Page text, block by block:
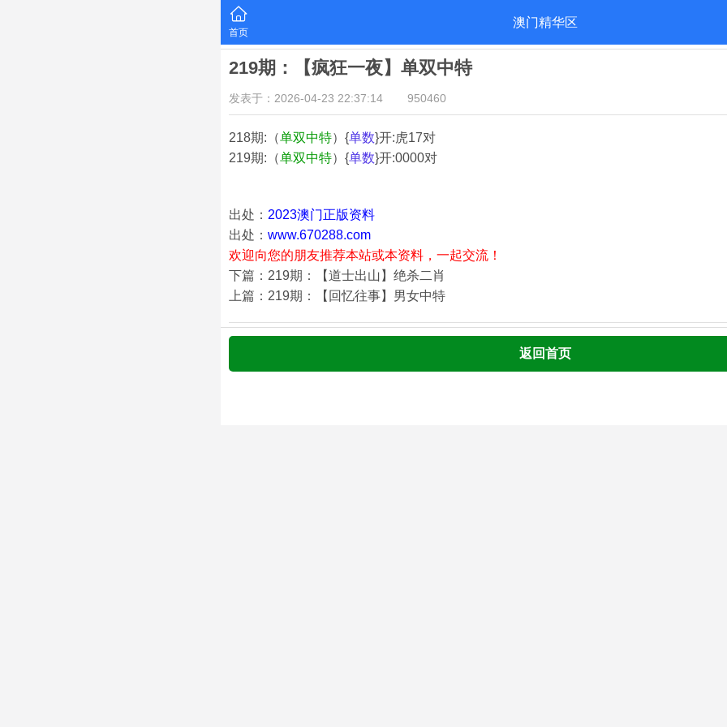
首页
澳门精华区
219期：【疯狂一夜】单双中特
发表于：2026-04-23 22:37:14 950460
218期:（单双中特）{单数}开:虎17对
219期:（单双中特）{单数}开:0000对
出处： 2023澳门正版资料
出处： www.670288.com
欢迎向您的朋友推荐本站或本资料，一起交流！
下篇：219期：【道士出山】绝杀二肖
上篇：219期：【回忆往事】男女中特
返回首页